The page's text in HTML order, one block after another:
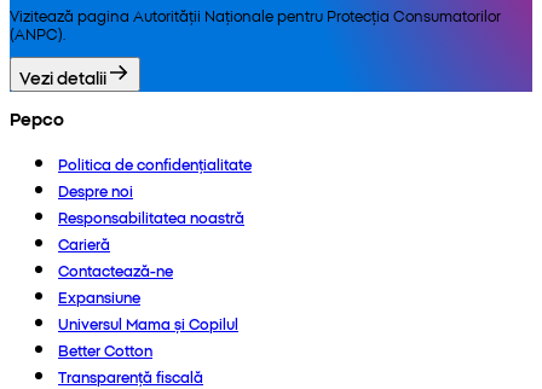
Vizitează pagina Autorității Naționale pentru Protecția Consumatorilor
(ANPC).
Vezi detalii
Pepco
Politica de confidențialitate
Despre noi
Responsabilitatea noastră
Carieră
Contactează-ne
Expansiune
Universul Mama și Copilul
Better Cotton
Transparență fiscală